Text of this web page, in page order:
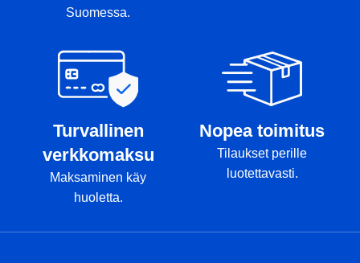
Suomessa.
Turvallinen
verkkomaksu
Maksaminen käy
huoletta.
Nopea toimitus
Tilaukset perille
luotettavasti.